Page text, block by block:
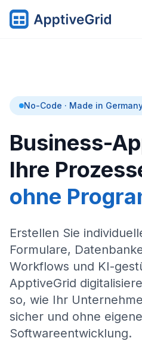
No-Code · Made in
Business-
Ihre
ohne
Erstellen Sie
Formulare,
Workflows und KI-
ApptiveGrid
so, wie Ihr
sicher und ohne eigene
Softwareentwicklung.